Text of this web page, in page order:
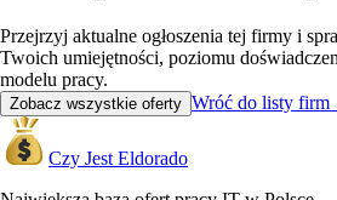
Przejrzyj aktualne ogłoszenia tej firmy i
Twoich umiejętności, poziomu
modelu pracy.
Zobacz wszystkie oferty Wróć do listy firm
Czy Jest Eldorado